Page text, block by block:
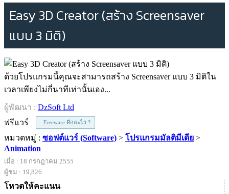
Easy 3D Creator (สร้าง Screensaver
แบบ 3 มิติ)
ด้วยโปรแกรมนี้คุณจะสามารถสร้าง Screensaver แบบ 3 มิติใน
เวลาเพียงไม่กี่นาทีเท่านั้นเอง...
ผู้พัฒนา : DzSoft Ltd
ฟรีแวร์
Freeware คืออะไร ?
หมวดหมู่ : ซอฟต์แวร์ (Software) > โปรแกรมมัลติมีเดีย >
Animation
เมื่อ : 18 กรกฎาคม 2555
ผู้ชม : 19,826
โหวตให้คะแนน